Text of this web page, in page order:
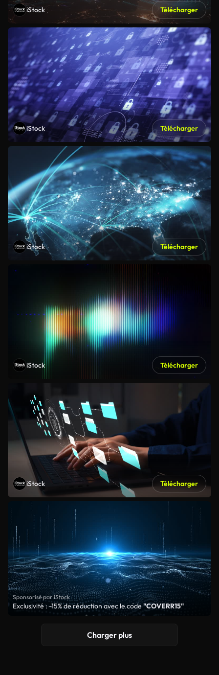
iStock Télécharger
iStock Télécharger
iStock Télécharger
iStock Télécharger
iStock Télécharger
Sponsorisé par iStock
Exclusivité : -15% de réduction avec le code"COVERR15"
Charger plus